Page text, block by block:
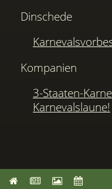
Dinschede
Kompanien
3-Staaten-
Karnevalslaune!